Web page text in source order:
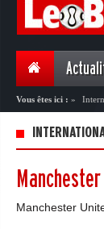
Vous êtes ici : »
Manchester